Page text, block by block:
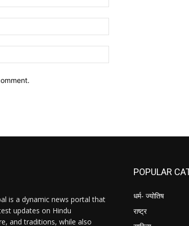
is a dynamic news portal that
updates on Hindu
and traditions, while also
POPULAR
धर्म- ज्योतिष
राष्ट्र